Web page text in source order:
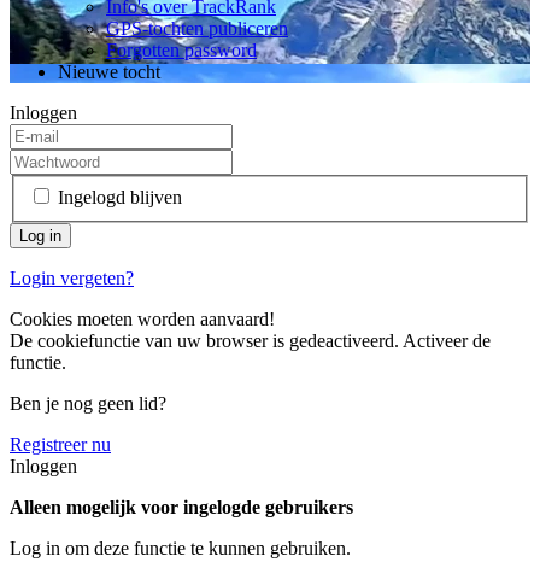
Info's over TrackRank
GPS-tochten publiceren
Forgotten password
Nieuwe tocht
Inloggen
Ingelogd blijven
Login vergeten?
Cookies moeten worden aanvaard!
De cookiefunctie van uw browser is gedeactiveerd. Activeer de
functie.
Ben je nog geen lid?
Registreer nu
Inloggen
Alleen mogelijk voor ingelogde gebruikers
Log in om deze functie te kunnen gebruiken.